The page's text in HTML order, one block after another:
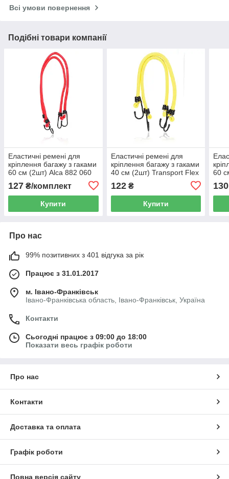
Всі умови повернення
Подібні товари компанії
Еластичні ремені для
кріплення багажу з гаками
60 см (2шт) Alca 882 060
127 ₴/комплект
Купити
Еластичні ремені для
кріплення багажу з гаками
40 см (2шт) Transport Flex
кольору
122₴
Купити
60
130
Про нас
99% позитивних з 401 відгука за рік
Працює з 31.01.2017
м. Івано-Франківськ
Івано-Франківська область, Івано-Франківськ, Україна
Контакти
Сьогодні працює з 09:00 до 18:00
Показати весь графік роботи
Про нас
Контакти
Доставка та оплата
Графік роботи
Повна версія сайту